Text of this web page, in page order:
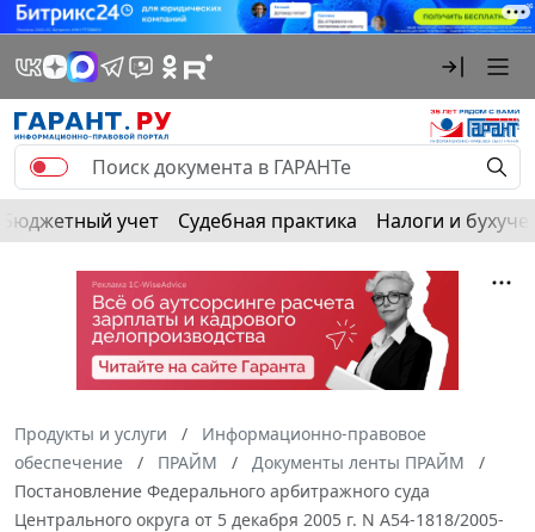
Бюджетный учет Судебная практика Налоги и
Продукты и услуги
Информационно-правовое
обеспечение
ПРАЙМ
Документы ленты ПРАЙМ
Постановление Федерального арбитражного суда
Центрального округа от 5 декабря 2005 г. N А54-1818/2005-